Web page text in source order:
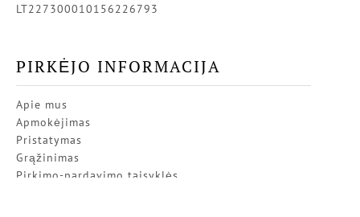
LT227300010156226793
PIRKĖJO INFORMACIJA
Apie mus
Apmokėjimas
Pristatymas
Grąžinimas
Pirkimo-pardavimo taisyklės